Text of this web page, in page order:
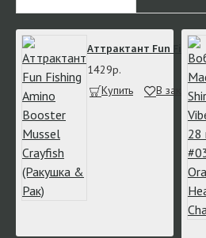
Аттрактант Fun
1429р.
Купить
В